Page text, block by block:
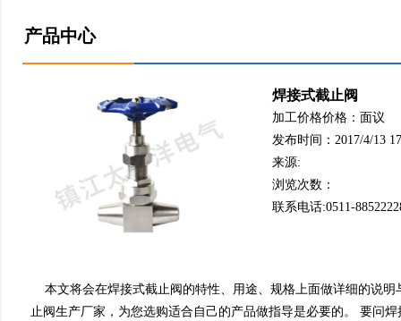
产品中心
焊接式截止阀
加工价格价格：面议
发布时间：2017/4/13
来源:
浏览次数：
联系电话:0511-
本文将会在焊接式截止阀的特性、用途、规格上面做详细的
止阀生产厂家，为您选购适合自己的产品做指导是必要的。 要问焊